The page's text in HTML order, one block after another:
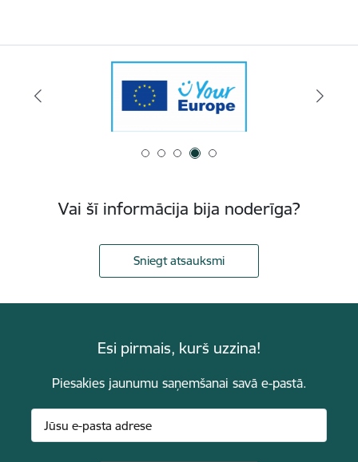
Vai šī informācija bija noderīga?
Sniegt atsauksmi
Esi pirmais, kurš uzzina!
Piesakies jaunumu saņemšanai savā e-pastā.